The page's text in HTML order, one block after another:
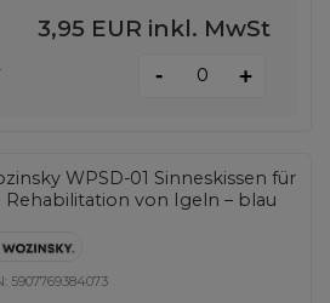
3,95 EUR inkl. MwSt
- +
WPSD-01 Sinneskissen für
Rehabilitation von Igeln – blau
5907769384073